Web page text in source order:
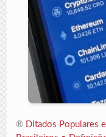
®
Ditados Populares